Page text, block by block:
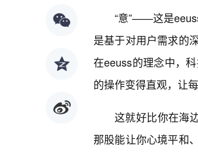
“意”——这是
是基于对用户需求的
在eeuss的理念中，
的操作变得直观，让
这就好比你在海
那股能让你心境平和